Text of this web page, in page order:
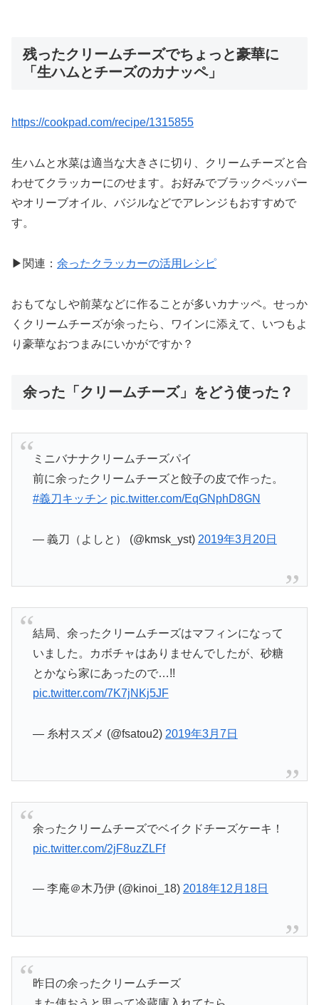
残ったクリームチーズでちょっと豪華に
「生ハムとチーズのカナッペ」
https://cookpad.com/recipe/1315855
生ハムと水菜は適当な大きさに切り、クリームチーズと合
わせてクラッカーにのせます。お好みでブラックペッパー
やオリーブオイル、バジルなどでアレンジもおすすめで
す。
▶関連： 余ったクラッカーの活用レシピ
おもてなしや前菜などに作ることが多いカナッペ。せっか
くクリームチーズが余ったら、ワインに添えて、いつもよ
り豪華なおつまみにいかがですか？
余った「クリームチーズ」をどう使った？
ミニバナナクリームチーズパイ
前に余ったクリームチーズと餃子の皮で作った。
#義刀キッチン pic.twitter.com/EqGNphD8GN
— 義刀（よしと） (@kmsk_yst) 2019年3月20日
結局、余ったクリームチーズはマフィンになって
いました。カボチャはありませんでしたが、砂糖
とかなら家にあったので…!!
pic.twitter.com/7K7jNKj5JF
— 糸村スズメ (@fsatou2) 2019年3月7日
余ったクリームチーズでベイクドチーズケーキ！
pic.twitter.com/2jF8uzZLFf
— 李庵＠木乃伊 (@kinoi_18) 2018年12月18日
昨日の余ったクリームチーズ